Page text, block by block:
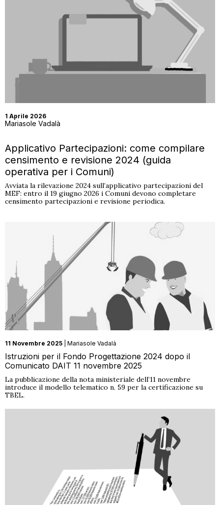
1 Aprile 2026
Mariasole Vadalà
Applicativo Partecipazioni: come compilare
censimento e revisione 2024 (guida
operativa per i Comuni)
Avviata la rilevazione 2024 sull’applicativo partecipazioni del
MEF: entro il 19 giugno 2026 i Comuni devono completare
censimento partecipazioni e revisione periodica.
11 Novembre 2025 | Mariasole Vadalà
Istruzioni per il Fondo Progettazione 2024 dopo il
Comunicato DAIT 11 novembre 2025
La pubblicazione della nota ministeriale dell’11 novembre
introduce il modello telematico n. 59 per la certificazione su
TBEL.